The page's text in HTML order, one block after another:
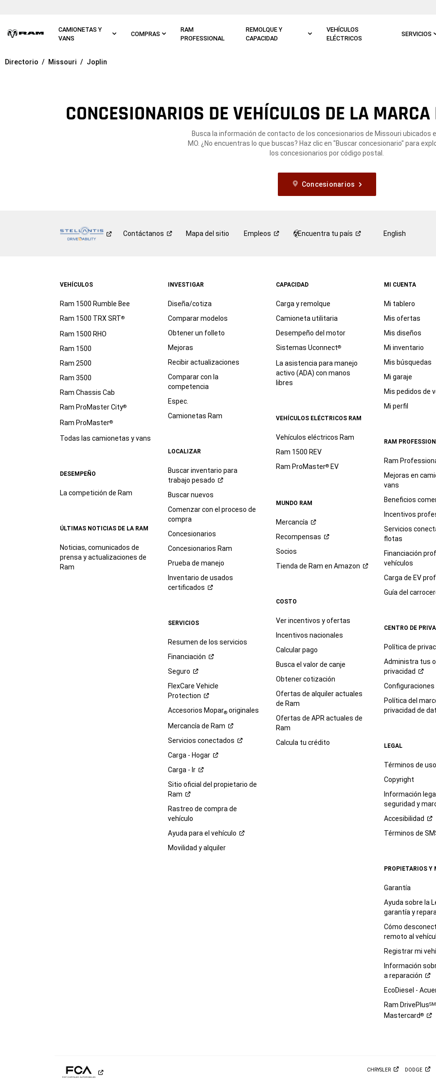
CAMIONETAS Y
VANS
COMPRAS
RAM
PROFESSIONAL
REMOLQUE Y
CAPACIDAD
VEHÍCULOS
ELÉCTRICOS
SERVICIOS
Ir a
Directorio Missouri Joplin
CONCESIONARIOS DE VEHÍCULOS DE LA
Busca la información de contacto de los concesionarios de Missouri ubicados
MO. ¿No encuentras lo que buscas? Haz clic en "Buscar concesionario" para
los concesionarios por código postal.
Concesionarios
Contáctanos Mapa del sitio Empleos Encuentra tu país English
VEHÍCULOS
Ram 1500 Rumble Bee
Ram 1500 TRX SRT®
Ram 1500 RHO
Ram 1500
Ram 2500
Ram 3500
Ram Chassis Cab
Ram ProMaster City®
Ram ProMaster®
Todas las camionetas y vans
DESEMPEÑO
La competición de Ram
ÚLTIMAS NOTICIAS DE LA RAM
Noticias, comunicados de
prensa y actualizaciones de
Ram
INVESTIGAR
Diseña/cotiza
Comparar modelos
Obtener un folleto
Mejoras
Recibir actualizaciones
Comparar con la
competencia
Espec.
Camionetas Ram
LOCALIZAR
Buscar inventario para
trabajo pesado
Buscar nuevos
Comenzar con el proceso de
compra
Concesionarios
Concesionarios Ram
Prueba de manejo
Inventario de usados
certificados
SERVICIOS
Resumen de los servicios
Financiación
Seguro
FlexCare Vehicle
Protection
Accesorios Mopar®originales
Mercancía de Ram
Servicios conectados
Carga - Hogar
Carga - Ir
Sitio oficial del propietario de
Ram
Rastreo de compra de
vehículo
Ayuda para el vehículo
Movilidad y alquiler
CAPACIDAD
Carga y remolque
Camioneta utilitaria
Desempeño del motor
Sistemas Uconnect®
La asistencia para manejo
activo (ADA) con manos
libres
VEHÍCULOS ELÉCTRICOS RAM
Vehículos eléctricos Ram
Ram 1500 REV
Ram ProMaster®EV
MUNDO RAM
Mercancía
Recompensas
Socios
Tienda de Ram en Amazon
COSTO
Ver incentivos y ofertas
Incentivos nacionales
Calcular pago
Busca el valor de canje
Obtener cotización
Ofertas de alquiler actuales
de Ram
Ofertas de APR actuales de
Ram
Calcula tu crédito
MI CUENTA
Mi tablero
Mis ofertas
Mis diseños
Mi inventario
Mis búsquedas
Mi garaje
Mis pedidos de
Mi perfil
RAM
Ram
Mejoras en
vans
Beneficios
Incentivos
Servicios
flotas
Financiación
vehículos
Carga de EV
Guía del
CENTRO DE
Política de
Administra tus
privacidad
Configuraciones
Política del
privacidad de
LEGAL
Términos de uso
Copyright
Información
seguridad y
Accesibilidad
Términos de
PROPIETARIOS Y
Garantía
Ayuda sobre la
garantía y
Cómo
remoto al
Registrar mi
Información
areparación
EcoDiesel -
Ram DrivePlusSM
Mastercard®
CHRYSLER DODGE